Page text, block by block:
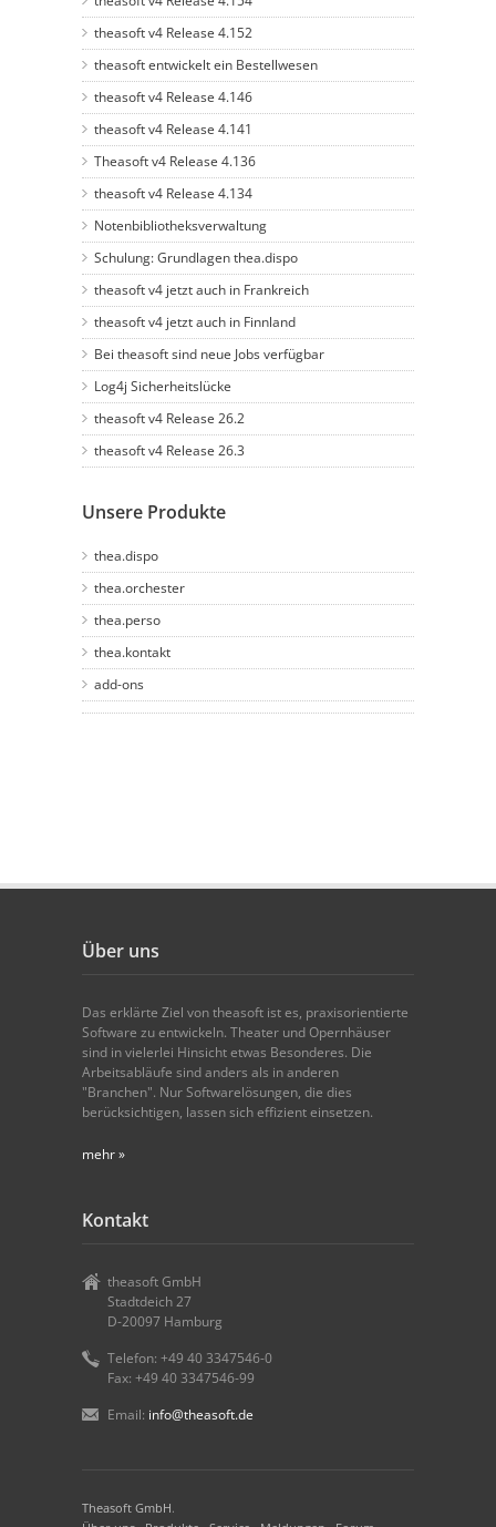
theasoft v4 Release 4.152
theasoft entwickelt ein Bestellwesen
theasoft v4 Release 4.146
theasoft v4 Release 4.141
Theasoft v4 Release 4.136
theasoft v4 Release 4.134
Notenbibliotheksverwaltung
Schulung: Grundlagen thea.dispo
theasoft v4 jetzt auch in Frankreich
theasoft v4 jetzt auch in Finnland
Bei theasoft sind neue Jobs verfügbar
Log4j Sicherheitslücke
theasoft v4 Release 26.2
theasoft v4 Release 26.3
Unsere Produkte
thea.dispo
thea.orchester
thea.perso
thea.kontakt
add-ons
Über uns
Das erklärte Ziel von theasoft ist es, praxisorientierte
Software zu entwickeln. Theater und Opernhäuser
sind in vielerlei Hinsicht etwas Besonderes. Die
Arbeitsabläufe sind anders als in anderen
"Branchen". Nur Softwarelösungen, die dies
berücksichtigen, lassen sich effizient einsetzen.
mehr »
Kontakt
theasoft GmbH
Stadtdeich 27
D-20097 Hamburg
Telefon: +49 40 3347546-0
Fax: +49 40 3347546-99
Email: info@theasoft.de
Theasoft GmbH.